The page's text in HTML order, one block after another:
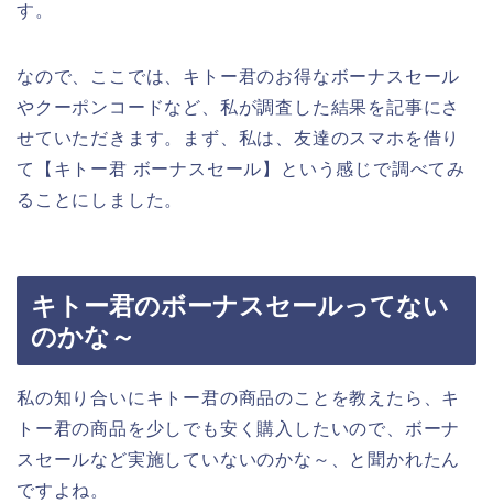
す。
なので、ここでは、キトー君のお得なボーナスセール
やクーポンコードなど、私が調査した結果を記事にさ
せていただきます。まず、私は、友達のスマホを借り
て【キトー君 ボーナスセール】という感じで調べてみ
ることにしました。
キトー君のボーナスセールってない
のかな～
私の知り合いにキトー君の商品のことを教えたら、キ
トー君の商品を少しでも安く購入したいので、ボーナ
スセールなど実施していないのかな～、と聞かれたん
ですよね。